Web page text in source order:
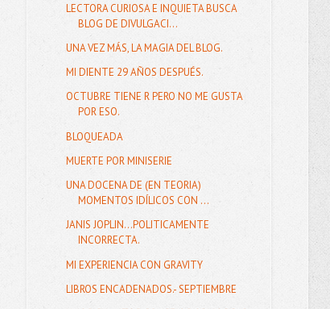
LECTORA CURIOSA E INQUIETA BUSCA
BLOG DE DIVULGACI...
UNA VEZ MÁS, LA MAGIA DEL BLOG.
MI DIENTE 29 AÑOS DESPUÉS.
OCTUBRE TIENE R PERO NO ME GUSTA
POR ESO.
BLOQUEADA
MUERTE POR MINISERIE
UNA DOCENA DE (EN TEORIA)
MOMENTOS IDÍLICOS CON ...
JANIS JOPLIN...POLITICAMENTE
INCORRECTA.
MI EXPERIENCIA CON GRAVITY
LIBROS ENCADENADOS.- SEPTIEMBRE